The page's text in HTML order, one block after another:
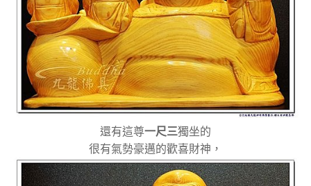
還有這尊一尺三獨坐的
很有氣勢豪邁的歡喜財神，